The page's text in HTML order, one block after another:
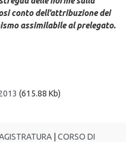
conto dell’attribuzione dei
assimilabile al prelegato.
(615.88 Kb)
CORSO DI